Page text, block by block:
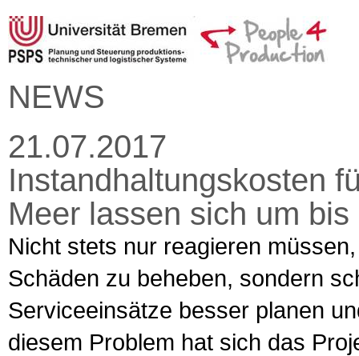
NEWS
21.07.2017
Instandhaltungskosten
Meer lassen sich um
Nicht stets nur reagieren
Schäden zu beheben, sondern
Serviceeinsätze besser planen
diesem Problem hat sich das